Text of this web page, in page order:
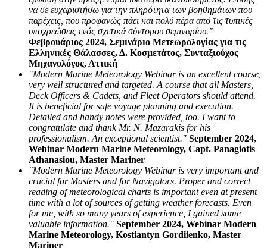
να σε ευχαριστήσω για την πληρότητα των βοηθημάτων που
παρέχεις, που προφανώς πάει και πολύ πέρα από τις τυπικές
υποχρεώσεις ενός σχετικά σύντομου σεμιναρίου.”
Φεβρουάριος 2024, Σεμινάριο Μετεωρολογίας για τις
Ελληνικές Θάλασσες, Δ. Κοσμετάτος, Συνταξιούχος
Μηχανολόγος, Αττική
"Modern Marine Meteorology Webinar is an excellent course,
very well structured and targeted. A course that all Masters,
Deck Officers & Cadets, and Fleet Operators should attend.
It is beneficial for safe voyage planning and execution.
Detailed and handy notes were provided, too. I want to
congratulate and thank Mr. N. Mazarakis for his
professionalism. An exceptional scientist." September 2024,
Webinar Modern Marine Meteorology, Capt. Panagiotis
Athanasiou, Master Mariner
"Modern Marine Meteorology Webinar is very important and
crucial for Masters and for Navigators. Proper and correct
reading of meteorological charts is important even at present
time with a lot of sources of getting weather forecasts. Even
for me, with so many years of experience, I gained some
valuable information." September 2024, Webinar Modern
Marine Meteorology, Kostiantyn Gordiienko, Master
Mariner